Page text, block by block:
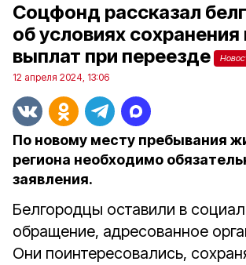
Соцфонд рассказал
об условиях сохранения
выплат при переезде
12 апреля 2024, 13:06
По новому месту пребывания
региона необходимо
заявления.
Белгородцы оставили в
обращение, адресованное
Они поинтересовались,